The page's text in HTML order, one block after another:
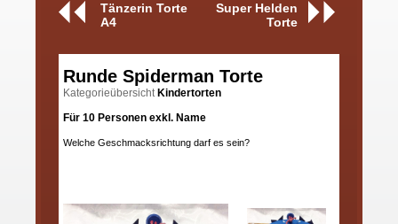
Tänzerin Torte
A4
Super Helden
Torte
Runde Spiderman Torte
Kategorieübersicht Kindertorten
Für 10 Personen exkl. Name
Welche Geschmacksrichtung darf es sein?